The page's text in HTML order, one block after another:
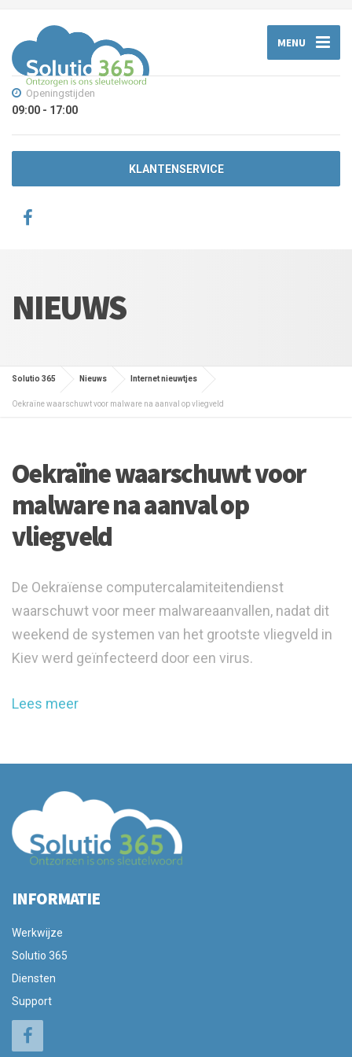
MENU
Openingstijden
09:00 - 17:00
KLANTENSERVICE
NIEUWS
Solutio 365 Nieuws Internet nieuwtjes
Oekraïne waarschuwt voor malware na aanval op vliegveld
Oekraïne waarschuwt voor
malware na aanval op
vliegveld
De Oekraïense computercalamiteitendienst
waarschuwt voor meer malwareaanvallen, nadat dit
weekend de systemen van het grootste vliegveld in
Kiev werd geïnfecteerd door een virus.
Lees meer
INFORMATIE
Werkwijze
Solutio 365
Diensten
Support